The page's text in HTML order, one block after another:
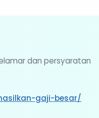
dan persyaratan
gaji-besar/